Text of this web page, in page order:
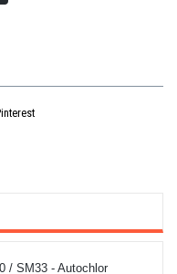
/ SM33 - Autochlor